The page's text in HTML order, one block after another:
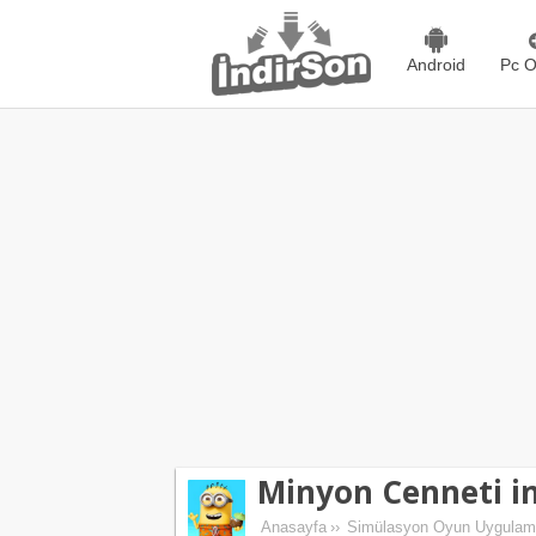
Android Pc
Minyon Cenneti
Anasayfa ›› Simülasyon Oyun